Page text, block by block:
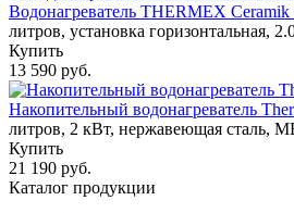
Водонагреватель THERMEX Ceramik
литров, установка горизонтальная,
Купить
13 590 руб.
Накопительный водонагреватель
литров, 2 кВт, нержавеющая сталь,
Купить
21 190 руб.
Каталог продукции